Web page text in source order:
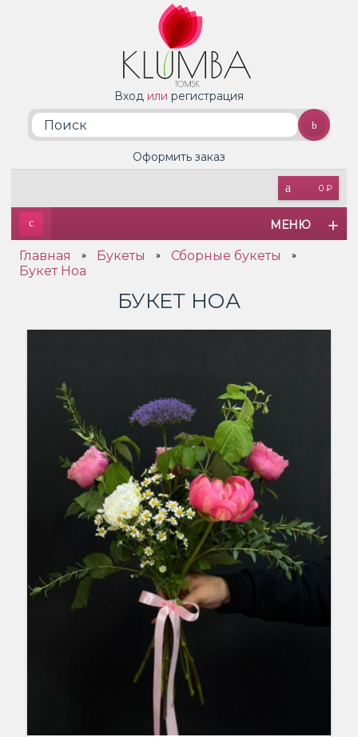
Вход или регистрация
0 ₽
Оформить заказ
МЕНЮ
Главная » Букеты » Сборные букеты »
Букет Ноа
БУКЕТ НОА